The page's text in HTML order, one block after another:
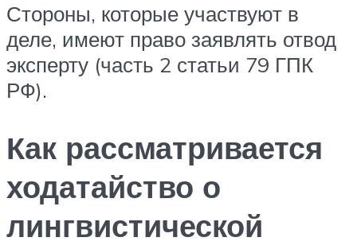
Стороны, которые участвуют в
деле, имеют право заявлять отвод
эксперту (часть 2 статьи 79 ГПК
РФ).
Как рассматривается
ходатайство о
лингвистической